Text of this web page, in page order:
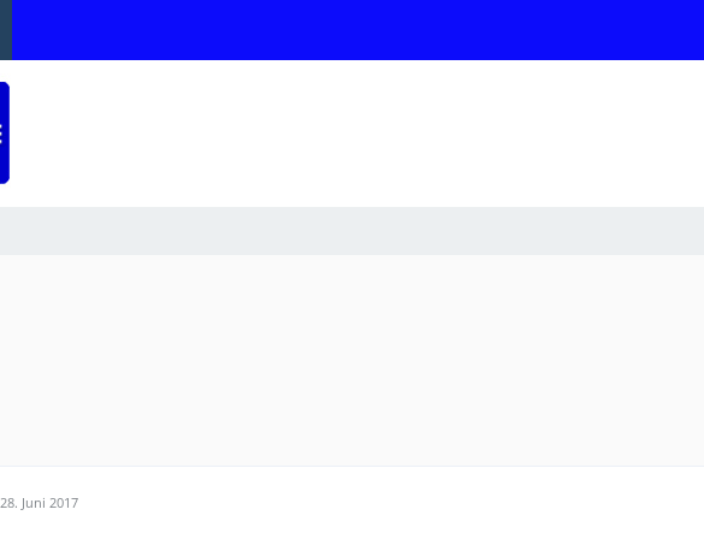
28. Juni 2017